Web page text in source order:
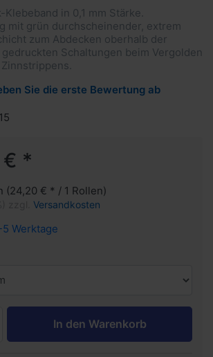
in 0,1 mm Stärke.
mit grün durchscheinender, extrem
zum Abdecken oberhalb der
Schaltungen beim Vergolden
Sie die erste Bewertung ab
€ *
(24,20 € * / 1 Rollen)
Versandkosten
Werktage
In den Warenkorb